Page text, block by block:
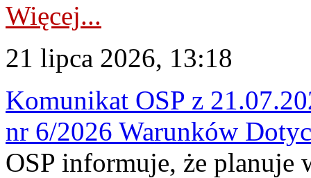
Więcej...
21 lipca 2026, 13:18
Komunikat OSP z
nr 6/2026 Warunków
OSP informuje, że planuje